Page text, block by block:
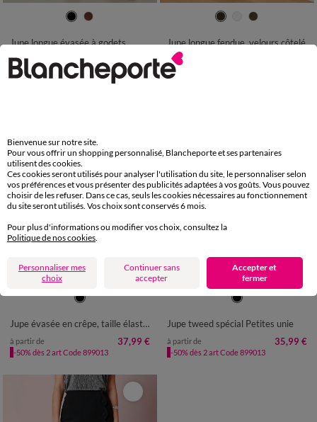
40 42 44
Jupe longue évasée à godets
à partir de 39,99 € *
40 44
Jupe longue fendue, velours côtelé
à partir de
36 38 40 42 44 46 48
Jupe évasée en crêpe, taille élastiquée
à partir de 37,99 €
-50% dès 2 art Code 899013
Spécial Petites
34 36 38 40 42 44 46
Jupe tweed spécial Petites unie
à partir de 35,99 €
-50% dès 2 art Code 899013
Bienvenue sur notre site.
Pour vous offrir un shopping personnalisé, Blancheporte et ses partenaires
utilisent des cookies.
Ces cookies seront utilisés pour analyser l'utilisation du site, le personnaliser selon
vos préférences et vous présenter des publicités adaptées à vos goûts. Vous pouvez
choisir de les refuser. Dans ce cas, seuls les cookies nécessaires au fonctionnement
du site seront utilisés. Vos choix sont conservés 6 mois.
Pour plus d'informations ou modifier vos choix, consultez la
Politique de nos cookies
Personnaliser mes
choix
Continuer sans
accepter
Accepter et
fermer